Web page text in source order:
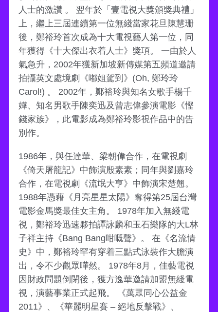
人士的激讚 。 翌年於「壹電視大獎頒獎典禮」
上，繼上三屆連續第一位無綫當家花旦陳慧珊
後，鄭裕玲首次成為十大電視藝人第一位，同
年獲得《十大傑出衣着人士》獎項。 一由於人
氣急升，2002年獲新加坡新傳媒第五頻道邀請
拍攝英文處境劇《嘟姐駕到》(Oh, 鄭玲玲
Carol!) 。 2002年，鄭裕玲與知名女歌手楊千
嬅、知名男歌手陳奕迅及曾志偉參演電影《慳
錢家族》，此電影成為鄭裕玲影視作品中的告
別作。
1986年，與任達華、梁朝偉合作，在電視劇
《倚天屠龍記》中飾演殷素素；同年與劉嘉玲
合作，在電視劇《流氓大亨》中飾演宋楚翹。
1988年憑藉《月亮星星太陽》奪得第25屆台灣
電影金馬獎最佳女主角。 1978年加入無綫電
視，鄭裕玲迅速夥拍譚詠麟和玉石樂隊的大L林
子祥主持《Bang Bang咁嘅聲》。 在《名流情
史》中，鄭裕玲罕有穿着三點式泳裝作大膽演
出，令不少觀眾嘩然。 1978年8月，佳藝電視
因財政問題倒閉後，獲方逸華邀請加盟無綫電
視，演藝事業正式起飛。 《萬眾同心公益金
2011》、《華麗明星賽 – 絕地反擊戰》、